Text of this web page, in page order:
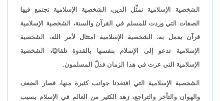
الشخصية الإسلامية تمثِّل الدين، الشخصية الإسلامية تجتمع فيها
الصفات التي وردت للمسلم في القرآن والسنة، الشخصية الإسلامية
قرآن يعمل به، الشخصية الإسلامية امتثال لأمر الله، الشخصية
الإسلامية تدعو إلى الإسلام بنفسها بالقدوة تلقائيًا، الشخصية
الإسلامية التي عزت في هذا الزمان فذلّ المسلمون.
الشخصية الإسلامية التي افتقدنا جوانب كثيرة منها، فصار الضعف
والهوان والتأخر والتراجع، زهد الكثير من العالم في الإسلام بسبب